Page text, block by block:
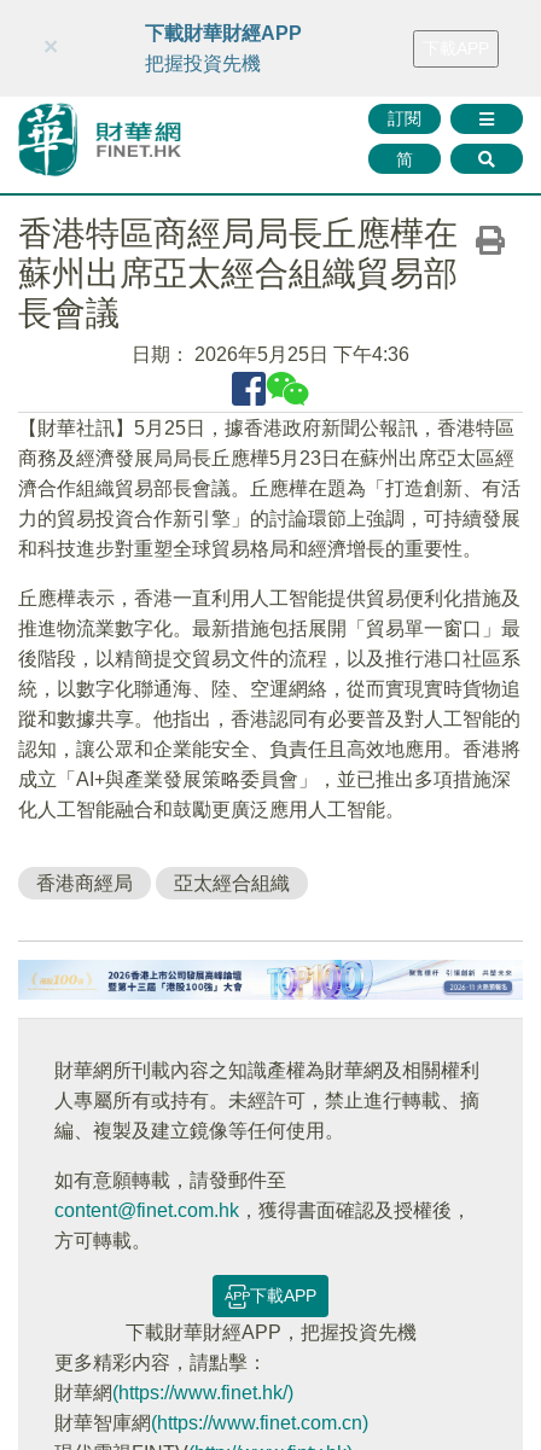
財華智庫網 FINTV FINMETA 財華證券 媒體矩陣
訂閱
简
×
下載財華財經APP
把握投資先機
香港特區商經局局長丘應樺在
蘇州出席亞太經合組織貿易部
長會議
日期： 2026年5月25日 下午4:36
【財華社訊】5月25日，據香港政府新聞公報訊，香港特區
商務及經濟發展局局長丘應樺5月23日在蘇州出席亞太區經
濟合作組織貿易部長會議。丘應樺在題為「打造創新、有活
力的貿易投資合作新引擎」的討論環節上強調，可持續發展
和科技進步對重塑全球貿易格局和經濟增長的重要性。
丘應樺表示，香港一直利用人工智能提供貿易便利化措施及
推進物流業數字化。最新措施包括展開「貿易單一窗口」最
後階段，以精簡提交貿易文件的流程，以及推行港口社區系
統，以數字化聯通海、陸、空運網絡，從而實現實時貨物追
蹤和數據共享。他指出，香港認同有必要普及對人工智能的
認知，讓公眾和企業能安全、負責任且高效地應用。香港將
成立「AI+與產業發展策略委員會」，並已推出多項措施深
化人工智能融合和鼓勵更廣泛應用人工智能。
香港商經局 亞太經合組織
財華網所刊載內容之知識產權為財華網及相關權利
人專屬所有或持有。未經許可，禁止進行轉載、摘
編、複製及建立鏡像等任何使用。
如有意願轉載，請發郵件至
content@finet.com.hk ，獲得書面確認及授權後，
方可轉載。
下載APP
下載財華財經APP，把握投資先機
更多精彩内容，請點擊：
財華網(https://www.finet.hk/)
財華智庫網(https://www.finet.com.cn)